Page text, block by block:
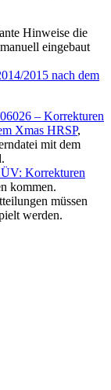
Hinweise die
eingebaut
2015 nach dem
– Korrekturen
Xmas HRSP,
mit dem
Korrekturen
kommen.
müssen
werden.